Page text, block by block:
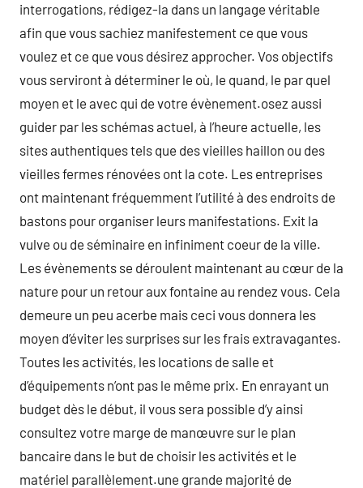
interrogations, rédigez-la dans un langage véritable
afin que vous sachiez manifestement ce que vous
voulez et ce que vous désirez approcher. Vos objectifs
vous serviront à déterminer le où, le quand, le par quel
moyen et le avec qui de votre évènement.osez aussi
guider par les schémas actuel, à l’heure actuelle, les
sites authentiques tels que des vieilles haillon ou des
vieilles fermes rénovées ont la cote. Les entreprises
ont maintenant fréquemment l’utilité à des endroits de
bastons pour organiser leurs manifestations. Exit la
vulve ou de séminaire en infiniment coeur de la ville.
Les évènements se déroulent maintenant au cœur de la
nature pour un retour aux fontaine au rendez vous. Cela
demeure un peu acerbe mais ceci vous donnera les
moyen d’éviter les surprises sur les frais extravagantes.
Toutes les activités, les locations de salle et
d’équipements n’ont pas le même prix. En enrayant un
budget dès le début, il vous sera possible d’y ainsi
consultez votre marge de manœuvre sur le plan
bancaire dans le but de choisir les activités et le
matériel parallèlement.une grande majorité de